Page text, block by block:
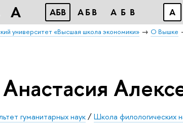
A АБB АБB АБB А
университет «Высшая школа экономики» О Вышке
Анастасия
гуманитарных наук/Школа филологических